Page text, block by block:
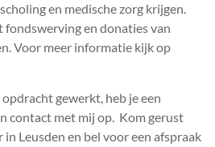
en medische zorg krijgen.
fondswerving en donaties van
Voor meer informatie kijk op
gewerkt, heb je een
contact met mij op. Kom gerust
Leusden en bel voor een afspraak